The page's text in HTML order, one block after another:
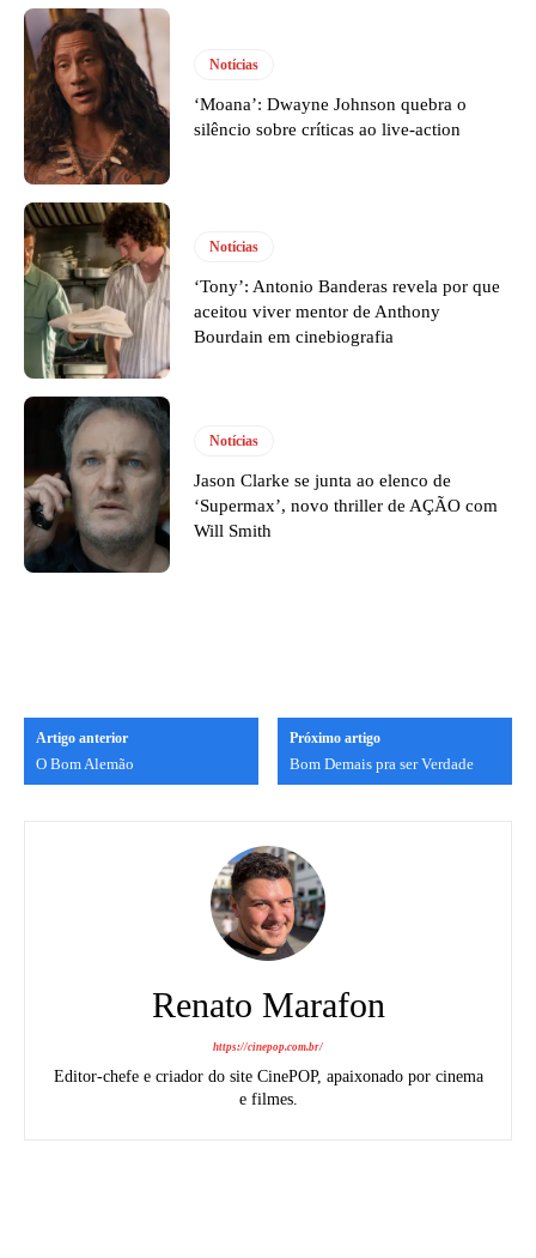
Notícias
‘Moana’: Dwayne Johnson quebra o
silêncio sobre críticas ao live-action
Notícias
‘Tony’: Antonio Banderas revela por que
aceitou viver mentor de Anthony
Bourdain em cinebiografia
Notícias
Jason Clarke se junta ao elenco de
‘Supermax’, novo thriller de AÇÃO com
Will Smith
Artigo anterior
O Bom Alemão
Próximo artigo
Bom Demais pra ser Verdade
Renato Marafon
https://cinepop.com.br/
Editor-chefe e criador do site CinePOP, apaixonado por cinema
e filmes.